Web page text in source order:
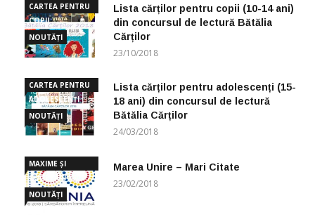
CARTEA PENTRU
COPII
NOUTĂȚI
Lista cărților pentru copii (10-14 ani)
din concursul de lectură Bătălia
Cărților
23/10/2018
CARTEA PENTRU
ADOLESCENȚI
NOUTĂȚI
Lista cărților pentru adolescenți (15-
18 ani) din concursul de lectură
Bătălia Cărților
24/03/2018
MAXIME ȘI
CUGETĂRI
NOUTĂȚI
Marea Unire – Mari Citate
23/02/2018